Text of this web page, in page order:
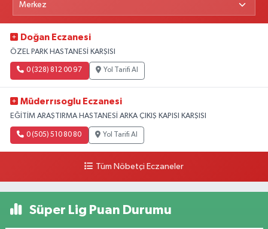
Doğan Eczanesi
ÖZEL PARK HASTANESİ KARŞISI
0 (328) 812 00 97 Yol Tarifi Al
Müderrısoglu Eczanesi
EĞİTİM ARAŞTIRMA HASTANESİ ARKA ÇIKIŞ KAPISI KARŞISI
0 (505) 510 80 80 Yol Tarifi Al
Tüm Nöbetçi Eczaneler
Süper Lig Puan Durumu